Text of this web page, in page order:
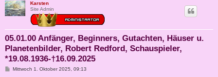
Karsten
Site Admin
05.01.00 Anfänger, Beginners, Gutachten, Häuser u.
Planetenbilder, Robert Redford, Schauspieler,
*19.08.1936-†16.09.2025
BMittwoch 1. Oktober 2025, 09:13